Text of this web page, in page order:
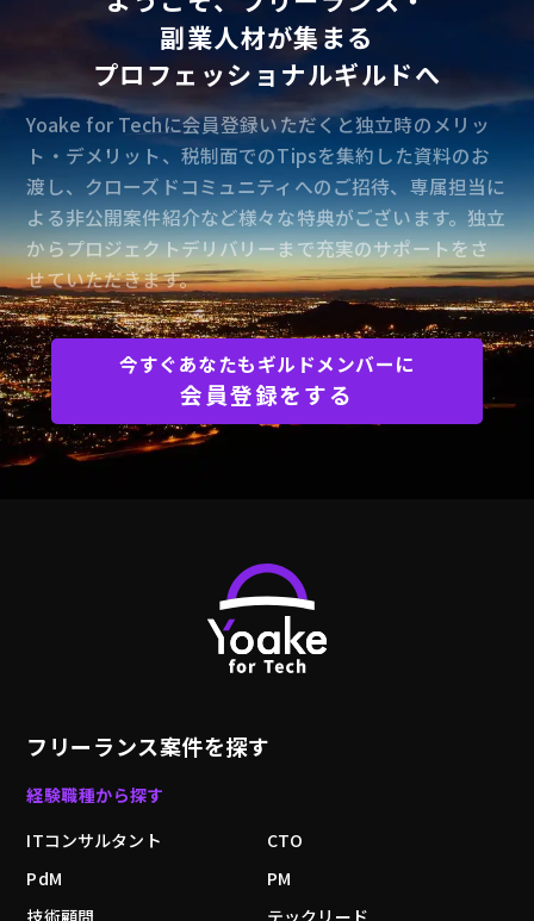
→ユーザーの移動情報やルート情報などをも
とに、視覚障がい者にとって最適な案内の策定
と、そのアルゴリズムの開発
・その他新規機能の開発
副業人材が集まる
プロフェッショナルギルドへ
Yoake for Techに会員登録いただくと独立時のメリッ
ト・デメリット、税制面でのTipsを集約した資料のお
渡し、クローズドコミュニティへのご招待、専属担当に
よる非公開案件紹介など様々な特典がございます。独立
からプロジェクトデリバリーまで充実のサポートをさ
せていただきます。
今すぐあなたもギルドメンバーに
会員登録をする
フリーランス案件を探す
経験職種から探す
ITコンサルタント
CTO
PdM
PM